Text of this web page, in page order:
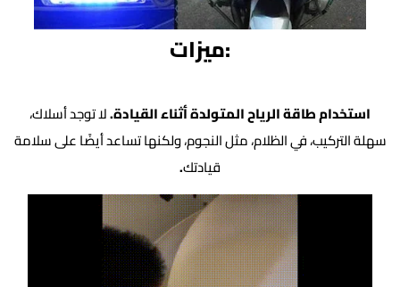
:ميزات
استخدام طاقة الرياح المتولدة أثناء القيادة.لا توجد أسلاك،
سهلة التركيب، في الظلام، مثل النجوم، ولكنها تساعد أيضًا على سلامة
قيادتك.